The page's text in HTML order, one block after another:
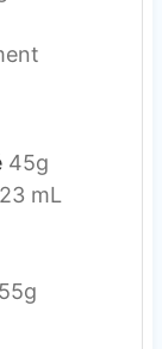
45g
23 mL
55g